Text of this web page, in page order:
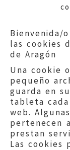
Bienvenida/
las cookies
de Aragón
Una cookie
pequeño
guarda en
tableta
web.
pertenecen
prestan
Las cookies